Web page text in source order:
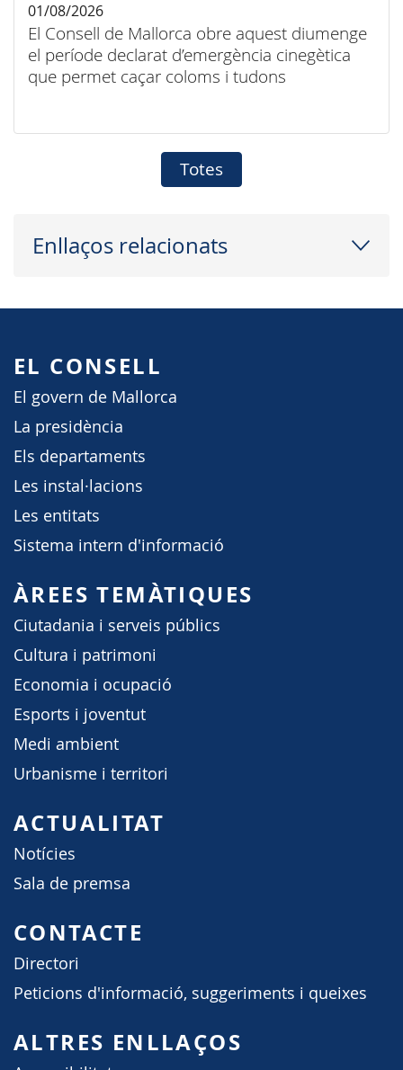
El Consell de Mallorca obre aquest diumenge
el període declarat d’emergència cinegètica
que permet caçar coloms i tudons
01/08/2026
Totes
Enllaços relacionats
EL CONSELL
El govern de Mallorca
La presidència
Els departaments
Les instal·lacions
Les entitats
Sistema intern d'informació
ÀREES TEMÀTIQUES
Ciutadania i serveis públics
Cultura i patrimoni
Economia i ocupació
Esports i joventut
Medi ambient
Urbanisme i territori
ACTUALITAT
Notícies
Sala de premsa
CONTACTE
Directori
Peticions d'informació, suggeriments i queixes
ALTRES ENLLAÇOS